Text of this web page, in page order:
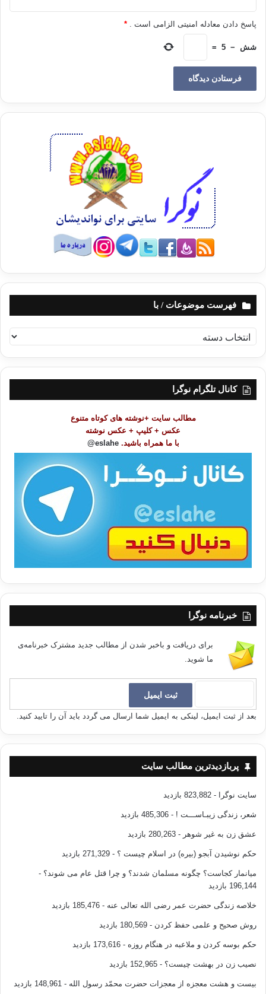
هستند. رسانه های ما با توجه به این شرایطی که دارند بیشتر نقش
گروه های فشار را بازی می کنند. در مناظره ها ی تلویزیونی ما که
بیشتر شبیه به «تاک شو» های خارجی است مجری برنامه به صورت
انفرادی همین کار را می کند و افراد را به دوست یا دشمن تبدیل
کرده و درباره شان قضاوت می کند. این طبقه از صاحبان رسانه ها
می روند تا بیشترین تاثیر را بر روند انتخابات گذاشته و از پیش نتایج
و صاحبان این رسانه هاست که تعیین می شود. آنها با پول و تبلیغات
گرفته و الباقی ضعیف آن را به سایر گروه ها و احزاب بدهند. این
اقدام درنهایت پارلمانی ضعیف را به وجود خواهد آورد که قادر به
انتقال روند دموکراتیک کشور نیست. ما امروزه بیشتر از «شکل»
دموکراسی حرف می زنیم تا از «محتوای» آن یا الزاماتی که دارد.
این روند نیازمند تصحیح است و باید همگان بدانند که راه به سوی
دموکراسی برای کشورهایی نظیر ما راهی بس طولانی است.
ترجمه: شفقنا
دموکراسی مصر
پاسخ دادن معادله امنیتی الزامی است . *
شش −
5
=
فهرست موضوعات / با
ه
ر
کانال تلگرام نوگرا
مطالب سایت +نوشته های کوتاه متنوع
عکس + کلیپ + عکس نوشته
با ما همراه باشید. eslahe@
خبرنامه نوگرا
برای دریافت و باخبر شدن از مطالب جدید مشترک خبرنامه‌ی
ما شوید.
بعد از ثبت ایمیل، لینکی به ایمیل شما ارسال می گردد باید آن را تایید کنید.
پربازدیدترین مطالب سایت
سایت نوگرا - 823,882 بازدید
شعر، زندگی زیبـاســـت ! - 485,306 بازدید
عشق زن به غیر شوهر - 280,263 بازدید
حکم نوشیدن آبجو (بیره) در اسلام چیست ؟ - 271,329 بازدید
میانمار کجاست؟ چگونه مسلمان شدند؟ و چرا قتل عام می شوند؟ -
196,144 بازدید
خلاصه زندگی حضرت عمر رضی الله تعالی عنه - 185,476 بازدید
روش صحیح و علمی حفظ کردن - 180,569 بازدید
حکم بوسه کردن و ملاعبه در هنگام روزه - 173,616 بازدید
نصیب زن در بهشت چیست؟ - 152,965 بازدید
بیست و هشت معجزه از معجزات حضرت محمّد رسول الله - 148,961 بازدید